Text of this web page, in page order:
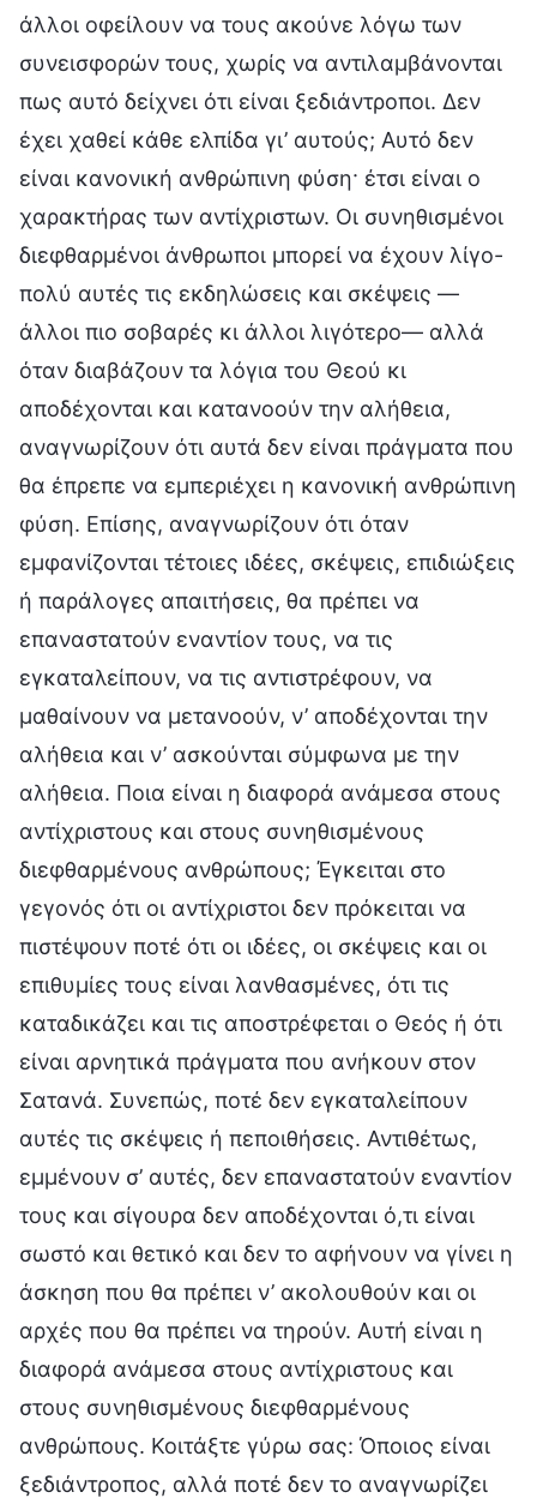
άλλοι οφείλουν να τους ακούνε λόγω των
συνεισφορών τους, χωρίς να αντιλαμβάνονται
πως αυτό δείχνει ότι είναι ξεδιάντροποι. Δεν
έχει χαθεί κάθε ελπίδα γι’ αυτούς; Αυτό δεν
είναι κανονική ανθρώπινη φύση· έτσι είναι ο
χαρακτήρας των αντίχριστων. Οι συνηθισμένοι
διεφθαρμένοι άνθρωποι μπορεί να έχουν λίγο-
πολύ αυτές τις εκδηλώσεις και σκέψεις —
άλλοι πιο σοβαρές κι άλλοι λιγότερο— αλλά
όταν διαβάζουν τα λόγια του Θεού κι
αποδέχονται και κατανοούν την αλήθεια,
αναγνωρίζουν ότι αυτά δεν είναι πράγματα που
θα έπρεπε να εμπεριέχει η κανονική ανθρώπινη
φύση. Επίσης, αναγνωρίζουν ότι όταν
εμφανίζονται τέτοιες ιδέες, σκέψεις, επιδιώξεις
ή παράλογες απαιτήσεις, θα πρέπει να
επαναστατούν εναντίον τους, να τις
εγκαταλείπουν, να τις αντιστρέφουν, να
μαθαίνουν να μετανοούν, ν’ αποδέχονται την
αλήθεια και ν’ ασκούνται σύμφωνα με την
αλήθεια. Ποια είναι η διαφορά ανάμεσα στους
αντίχριστους και στους συνηθισμένους
διεφθαρμένους ανθρώπους; Έγκειται στο
γεγονός ότι οι αντίχριστοι δεν πρόκειται να
πιστέψουν ποτέ ότι οι ιδέες, οι σκέψεις και οι
επιθυμίες τους είναι λανθασμένες, ότι τις
καταδικάζει και τις αποστρέφεται ο Θεός ή ότι
είναι αρνητικά πράγματα που ανήκουν στον
Σατανά. Συνεπώς, ποτέ δεν εγκαταλείπουν
αυτές τις σκέψεις ή πεποιθήσεις. Αντιθέτως,
εμμένουν σ’ αυτές, δεν επαναστατούν εναντίον
τους και σίγουρα δεν αποδέχονται ό,τι είναι
σωστό και θετικό και δεν το αφήνουν να γίνει η
άσκηση που θα πρέπει ν’ ακολουθούν και οι
αρχές που θα πρέπει να τηρούν. Αυτή είναι η
διαφορά ανάμεσα στους αντίχριστους και
στους συνηθισμένους διεφθαρμένους
ανθρώπους. Κοιτάξτε γύρω σας: Όποιος είναι
ξεδιάντροπος, αλλά ποτέ δεν το αναγνωρίζει